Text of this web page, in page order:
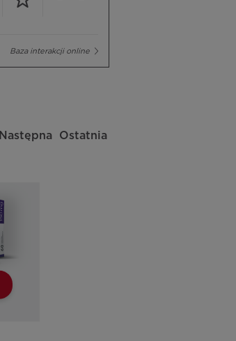
Baza interakcji online
Następna Ostatnia